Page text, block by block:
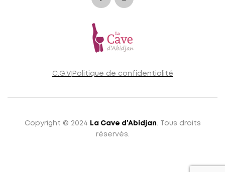
C.G.V Politique de confidentialité
Copyright © 2024 La Cave d’Abidjan . Tous droits
réservés.